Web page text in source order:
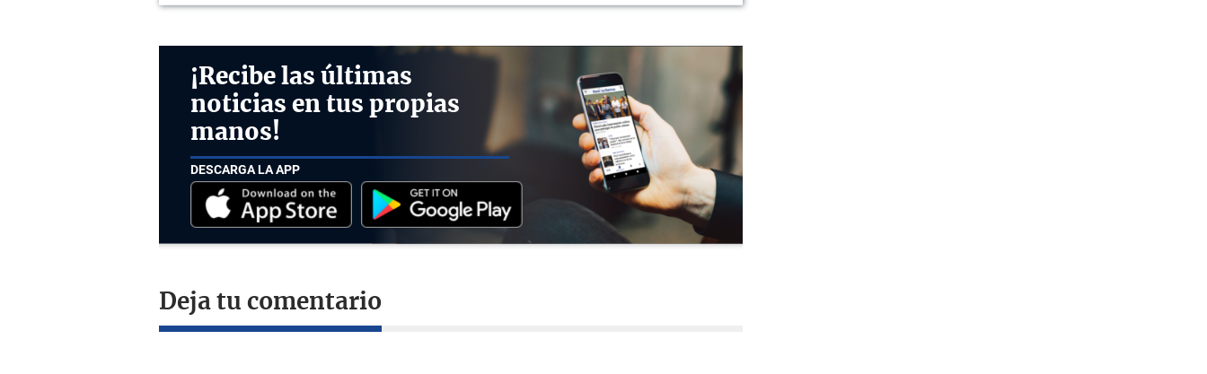
¡Recibe las últimas
noticias en tus propias
manos!
DESCARGA LA APP
Deja tu comentario